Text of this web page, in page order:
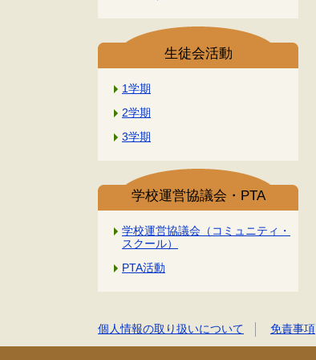
生徒会活動
1学期
2学期
3学期
学校運営協議会・PTA
学校運営協議会（コミュニティ・
スクール）
PTA活動
個人情報の取り扱いについて 免責事項